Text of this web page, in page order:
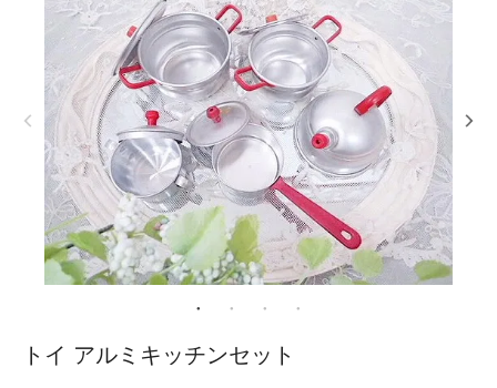
トイ アルミキッチンセット